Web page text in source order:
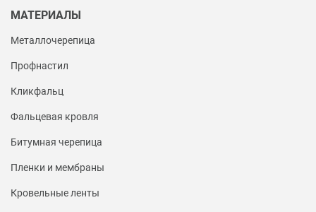
МАТЕРИАЛЫ
Металлочерепица
Профнастил
Кликфальц
Фальцевая кровля
Битумная черепица
Пленки и мембраны
Кровельные ленты